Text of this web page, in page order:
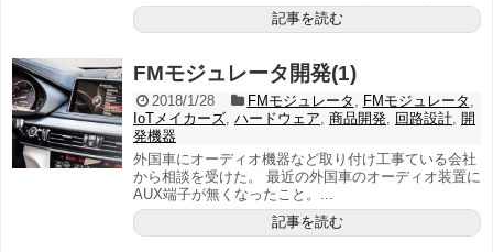
記事を読む
FMモジュレータ開発(1)
2018/1/28 FMモジュレータ , FMモジュレータ ,
IoTメイカーズ, ハードウェア, 商品開発, 回路設計, 開
発機器
外国車にオーディオ機器など取り付け工事ている会社
から相談を受けた。 最近の外国車のオーディオ装置に
AUX端子が無くなったこと。...
記事を読む